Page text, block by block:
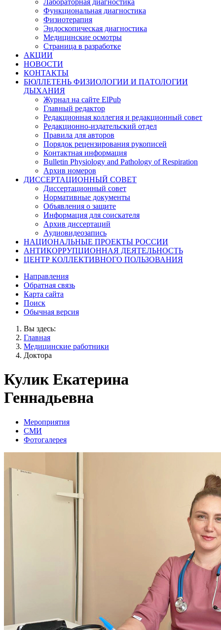
Функциональная диагностика
Физиотерапия
Эндоскопическая диагностика
Медицинские осмотры
Страница в разработке
АКЦИИ
НОВОСТИ
КОНТАКТЫ
БЮЛЛЕТЕНЬ ФИЗИОЛОГИИ И ПАТОЛОГИИ
ДЫХАНИЯ
Журнал на сайте ElPub
Главный редактор
Редакционная коллегия и редакционный совет
Редакционно-издательский отдел
Правила для авторов
Порядок рецензирования рукописей
Контактная информация
Bulletin Physiology and Pathology of Respiration
Архив номеров
ДИССЕРТАЦИОННЫЙ СОВЕТ
Диссертационный совет
Нормативные документы
Объявления о защите
Информация для соискателя
Архив диссертаций
Аудиовидеозапись
НАЦИОНАЛЬНЫЕ ПРОЕКТЫ РОССИИ
АНТИКОРРУПЦИОННАЯ ДЕЯТЕЛЬНОСТЬ
ЦЕНТР КОЛЛЕКТИВНОГО ПОЛЬЗОВАНИЯ
Направления
Обратная связь
Карта сайта
Поиск
Обычная версия
Вы здесь:
Главная
Медицинские работники
Доктора
Кулик Екатерина
Геннадьевна
Мероприятия
СМИ
Фотогалерея